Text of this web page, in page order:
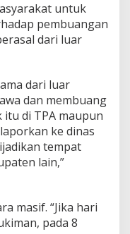
untuk
pembuangan
dari luar
dari luar
dan membuang
di TPA maupun
ke dinas
tempat
lain,”
masif. “Jika hari
pada 8